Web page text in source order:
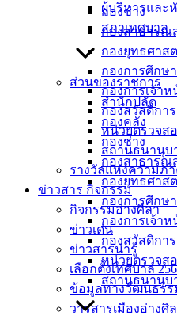
กองช่าง
กองสาธารณ
กองยุทธศาส
กองการศึกษา
กองการเจ้าห
กองสวัสดิกา
หน่วยตรวจส
สถานธนานุบ
รางวัลแห่งความภ
ข่าวสาร กิจกรรม
กิจกรรมอ่างศิลา
ข่าวเด่น
ข่าวสารน่ารู้
เลือกตั้งเทศบาล
ข้อมูลทางวัฒนธรร
วารสารเมืองอ่างศิ
ผู้บริหารและ
สภาเทศบาล
ส่วนของราชการ
สำนักปลัด
กองคลัง
กองช่าง
กองสาธารณ
กองยุทธศาส
กองการศึกษา
กองการเจ้าห
กองสวัสดิกา
หน่วยตรวจส
สถานธนานุบ